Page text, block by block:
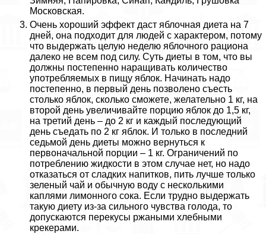
Московская.
Очень хороший эффект даст яблочная диета на 7
дней, она подходит для людей с хаpaктером, потому
что выдержать целую неделю яблочного рациона
далеко не всем под силу. Суть диеты в том, что вы
должны постепенно наращивать количество
употрeбляемых в пищу яблок. Начинать надо
постепенно, в первый день позволено съесть
столько яблок, сколько сможете, желательно 1 кг, на
второй день увеличивайте порцию яблок до 1,5 кг,
на третий день – до 2 кг и каждый последующий
день съедать по 2 кг яблок. И только в последний
седьмой день диеты можно вернуться к
первоначальной порции – 1 кг. Ограничений по
потрeблению жидкости в этом случае нет, но надо
отказаться от сладких напитков, пить лучше только
зеленый чай и обычную воду с несколькими
каплями лимонного сока. Если трудно выдержать
такую диету из-за сильного чувства голода, то
допускаются перекусы ржаными хлебными
крекерами.